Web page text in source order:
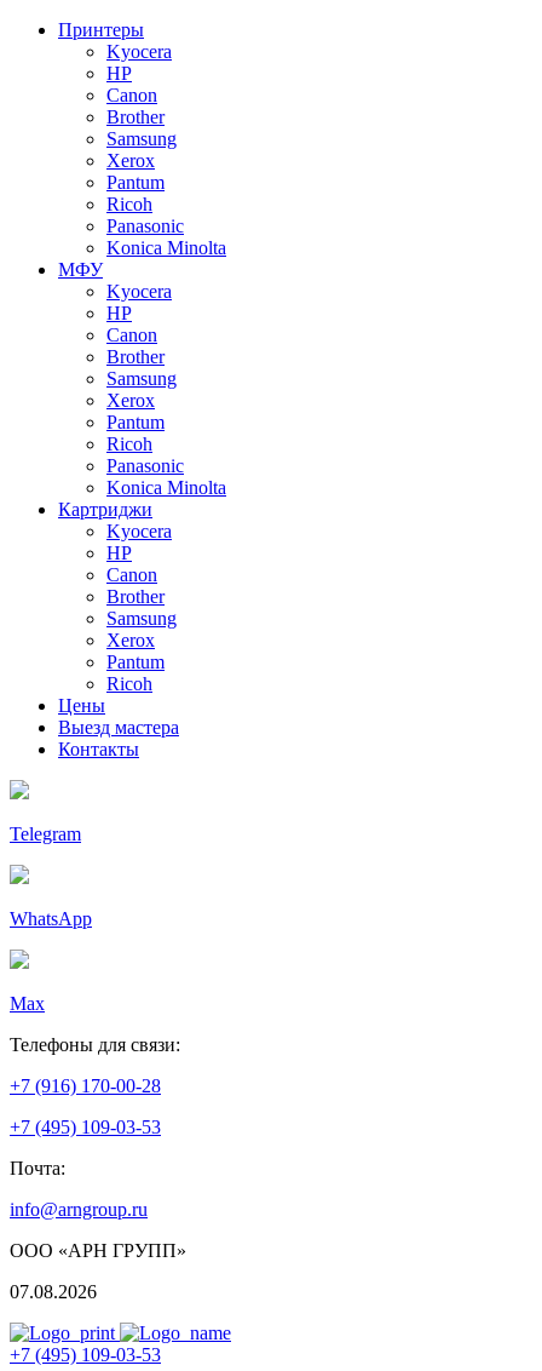
Принтеры
Kyocera
HP
Canon
Brother
Samsung
Xerox
Pantum
Ricoh
Panasonic
Konica Minolta
МФУ
Kyocera
HP
Canon
Brother
Samsung
Xerox
Pantum
Ricoh
Panasonic
Konica Minolta
Картриджи
Kyocera
HP
Canon
Brother
Samsung
Xerox
Pantum
Ricoh
Цены
Выезд мастера
Контакты
Telegram
WhatsApp
Max
Телефоны для связи:
+7 (916) 170-00-28
+7 (495) 109-03-53
Почта:
info@arngroup.ru
ООО «АРН ГРУПП»
07.08.2026
+7 (495) 109-03-53